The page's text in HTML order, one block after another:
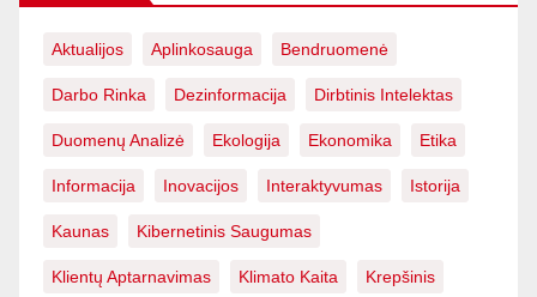
Aktualijos Aplinkosauga Bendruomenė
Darbo Rinka Dezinformacija Dirbtinis Intelektas
Duomenų Analizė Ekologija Ekonomika Etika
Informacija Inovacijos Interaktyvumas Istorija
Kaunas Kibernetinis Saugumas
Klientų Aptarnavimas Klimato Kaita Krepšinis